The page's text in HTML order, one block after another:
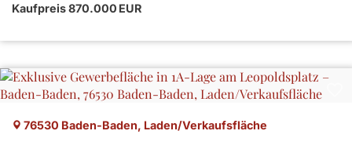
Kaufpreis 870.000 EUR
76530 Baden-Baden, Laden/Verkaufsfläche